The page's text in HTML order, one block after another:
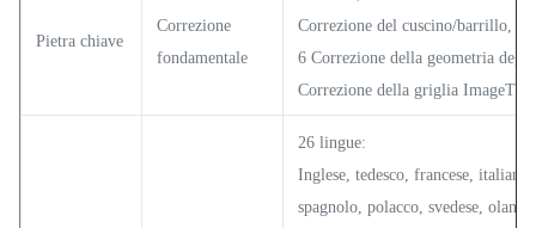
Pietra chiave
Correzione
fondamentale
Correzione del cuscino/barrillo,
6 Correzione della geometria
Correzione della griglia
26 lingue:
Inglese, tedesco, francese, italiano,
spagnolo, polacco, svedese,